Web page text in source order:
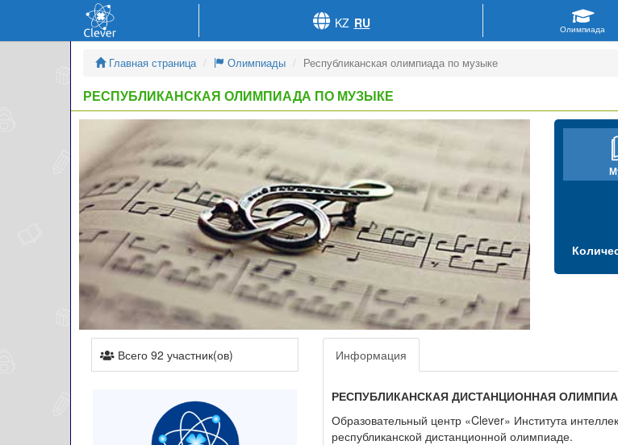
Главная страница Олимпиады Республиканская олимпиада по музыке
РЕСПУБЛИКАНСКАЯ ОЛИМПИАДА ПО МУЗЫКЕ
Всего 92 участник(ов) Информация
РЕСПУБЛИКАНСКАЯ ДИСТАНЦИОННАЯ
Образовательный центр «Clever» Института
республиканской дистанционной олимпиаде.
KZ RU